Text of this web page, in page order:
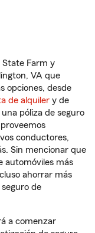
State Farm y
VA que
opciones, desde
de alquiler y de
póliza de seguro
conductores,
Sin mencionar que
automóviles más
ahorrar más
de
a comenzar